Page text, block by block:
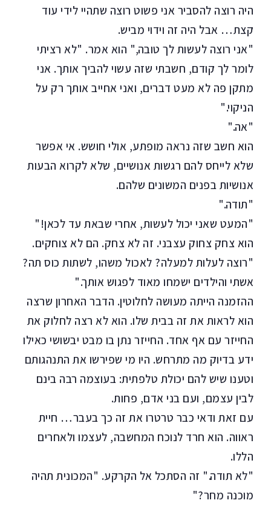
היה רוצה להסביר אני פשוט רוצה שתהיי לידי עוד
קצת… אבל היה זה וידוי מביש.
"אני רוצה לעשות לך טובה," הוא אמר. "לא רציתי
לומר לך קודם, חשבתי שזה עשוי להביך אותך. אני
מתקן פה לא מעט דברים, ואני אחייב אותך רק על
הניקוי."
"אה."
הוא חשב שזה נראה מופתע, אולי חושש. אי אפשר
שלא לייחס להם רגשות אנושיים, שלא לקרוא הבעות
אנושיות בפנים המשונים שלהם.
"תודה."
"המעט שאני יכול לעשות, אחרי שבאת עד לכאן!"
הוא צחק צחוק עצבני. זה לא צחק. הם לא צוחקים.
"רוצה לעלות למעלה? לאכול משהו, לשתות כוס תה?
אשתי והילדים ישמחו מאוד לפגוש אותך."
ההזמנה הייתה מעושה לחלוטין. הדבר האחרון שרצה
הוא לראות את זה בבית שלו. הוא לא רצה לחלוק את
החייזר עם אף אחד. החייזר נתן בו מבט יבשושי כאילו
ידע בדיוק מה מתרחש. היו מי שפירשו את התנהגותם
וטענו שיש להם יכולת טלפתית: בעוצמה רבה בינם
לבין עצמם, ועם בני אדם, פחות.
עם זאת ודאי כבר טרטרו את זה כך בעבר… חיית
ראווה. הוא חרד לנוכח המחשבה, לעצמו ולאחרים
הללו.
"לא תודה." זה הסתכל אל הקרקע. "המכונית תהיה
מוכנה מחר?"